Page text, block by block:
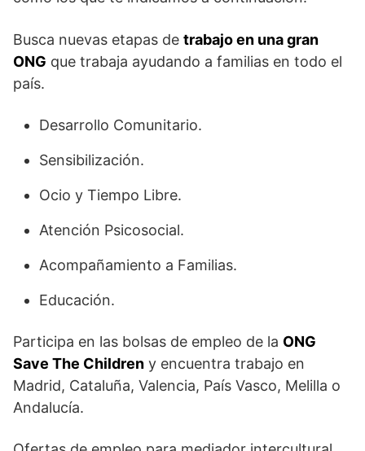
Busca nuevas etapas de trabajo en una gran
ONG que trabaja ayudando a familias en todo el
país.
Desarrollo Comunitario.
Sensibilización.
Ocio y Tiempo Libre.
Atención Psicosocial.
Acompañamiento a Familias.
Educación.
Participa en las bolsas de empleo de la ONG
Save The Children y encuentra trabajo en
Madrid, Cataluña, Valencia, País Vasco, Melilla o
Andalucía.